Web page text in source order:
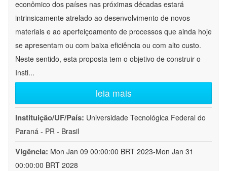
econômico dos países nas próximas décadas estará
intrinsicamente atrelado ao desenvolvimento de novos
materiais e ao aperfeiçoamento de processos que ainda hoje
se apresentam ou com baixa eficiência ou com alto custo.
Neste sentido, esta proposta tem o objetivo de construir o
Insti...
leia mais
Instituição/UF/País: Universidade Tecnológica Federal do
Paraná - PR - Brasil
Vigência: Mon Jan 09 00:00:00 BRT 2023-Mon Jan 31
00:00:00 BRT 2028